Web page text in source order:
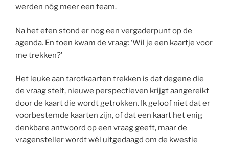
werden nóg meer een team.
Na het eten stond er nog een vergaderpunt op de
agenda. En toen kwam de vraag: ‘Wil je een kaartje voor
me trekken?’
Het leuke aan tarotkaarten trekken is dat degene die
de vraag stelt, nieuwe perspectieven krijgt aangereikt
door de kaart die wordt getrokken. Ik geloof niet dat er
voorbestemde kaarten zijn, of dat een kaart het enig
denkbare antwoord op een vraag geeft, maar de
vragensteller wordt wél uitgedaagd om de kwestie